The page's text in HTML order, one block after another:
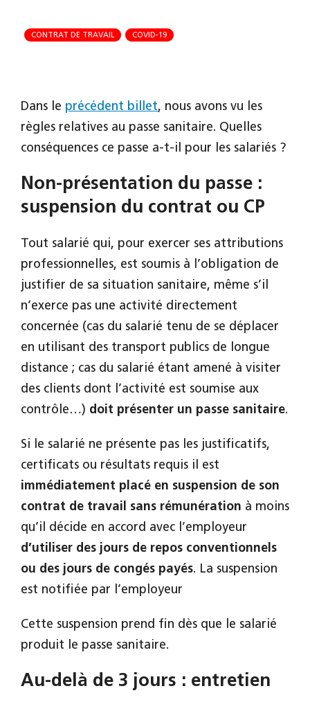
CONTRAT DE TRAVAIL COVID-19
Dans le précédent billet, nous avons vu les
règles relatives au passe sanitaire. Quelles
conséquences ce passe a-t-il pour les salariés ?
Non-présentation du passe :
suspension du contrat ou CP
Tout salarié qui, pour exercer ses attributions
professionnelles, est soumis à l’obligation de
justifier de sa situation sanitaire, même s’il
n’exerce pas une activité directement
concernée (cas du salarié tenu de se déplacer
en utilisant des transport publics de longue
distance ; cas du salarié étant amené à visiter
des clients dont l’activité est soumise aux
contrôle…) doit présenter un passe sanitaire.
Si le salarié ne présente pas les justificatifs,
certificats ou résultats requis il est
immédiatement placé en suspension de son
contrat de travail sans rémunération à moins
qu’il décide en accord avec l’employeur
d’utiliser des jours de repos conventionnels
ou des jours de congés payés. La suspension
est notifiée par l’employeur
Cette suspension prend fin dès que le salarié
produit le passe sanitaire.
Au-delà de 3 jours : entretien